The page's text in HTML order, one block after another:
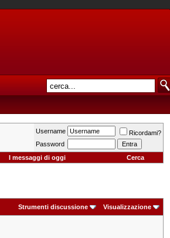
Username
Ricordami?
Password
I messaggi di oggi Cerca
Strumenti discussione Visualizzazione